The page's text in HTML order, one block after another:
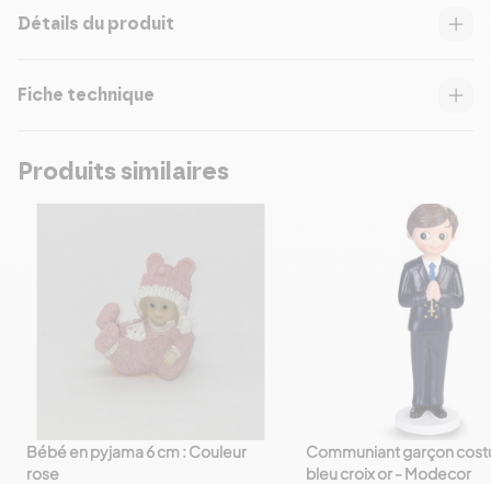
Détails du produit
Fiche technique
Produits similaires
favorite_border
Bébé en pyjama 6 cm : Couleur
rose
favorite_border
Communiant garçon
bleu croix or - Modecor